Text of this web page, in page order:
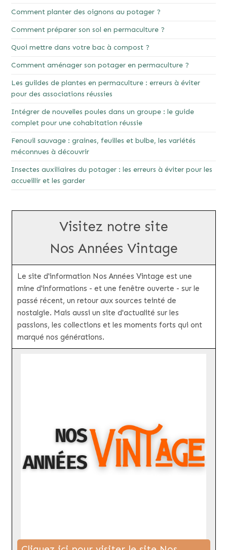
Comment planter des oignons au potager ?
Comment préparer son sol en permaculture ?
Quoi mettre dans votre bac à compost ?
Comment aménager son potager en permaculture ?
Les guildes de plantes en permaculture : erreurs à éviter
pour des associations réussies
Intégrer de nouvelles poules dans un groupe : le guide
complet pour une cohabitation réussie
Fenouil sauvage : graines, feuilles et bulbe, les variétés
méconnues à découvrir
Insectes auxiliaires du potager : les erreurs à éviter pour les
accueillir et les garder
Visitez notre site
Nos Années Vintage
Le site d'information Nos Années Vintage est une
mine d'informations - et une fenêtre ouverte - sur le
passé récent, un retour aux sources teinté de
nostalgie. Mais aussi un site d'actualité sur les
passions, les collections et les moments forts qui ont
marqué nos générations.